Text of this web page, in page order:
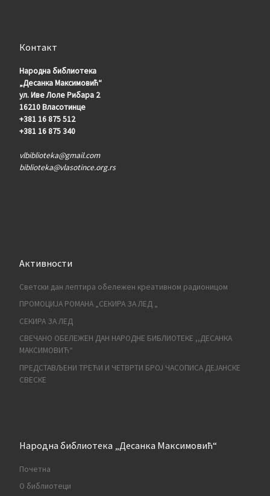
Контакт
Народна библиотека
„Десанка Максимовић“
ул. Иве Лоле Рибара 2
16210 Власотинце
+381 16 875 512
+381 16 875 340
vlbiblioteka@gmail.com
biblioteka@vlasotince.org.rs
Активности
Светски дан лептира обележен креативном радионицом
ПРОМОЦИЈА РОМАНА „СЕКИРА ЗА ЛЕД „
СЕКИРА ЗА ЛЕД
СВЕЧАНО ОБЕЛЕЖЕН ДАН НАРОДНЕ БИБЛИОТЕКЕ ,,ДЕСАНКА
МАКСИМОВИЋ“
ПРЕДСТАВЉЕНИ ТРЕЋИ И ЧЕТВРТИ БРОЈ ЧАСОПИСА ДЕЈАНСКЕ
СВЕСКЕ
Народна библиотека „Десанка Максимовић“
Почетна
О библиотеци